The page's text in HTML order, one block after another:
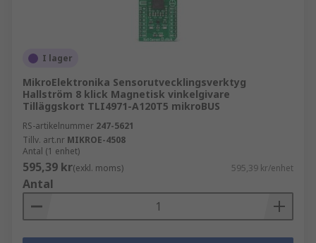
I lager
MikroElektronika Sensorutvecklingsverktyg
Hallström 8 klick Magnetisk vinkelgivare
Tilläggskort TLI4971-A120T5 mikroBUS
RS-artikelnummer 247-5621
Tillv. art.nr MIKROE-4508
Antal (1 enhet)
595,39 kr(exkl. moms) 595,39 kr/enhet
Antal